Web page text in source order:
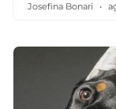
Josefina Bonari